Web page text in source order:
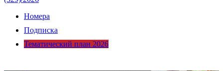
Номера
Подписка
Тематический план 2026